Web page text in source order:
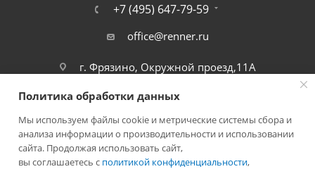
+7 (495) 647-79-59
office@renner.ru
г. Фрязино, Окружной проезд,11А
Политика обработки данных
Мы используем файлы cookie и метрические системы сбора и
анализа информации о производительности и использовании
сайта. Продолжая использовать сайт,
вы соглашаетесь с политикой конфиденциальности,